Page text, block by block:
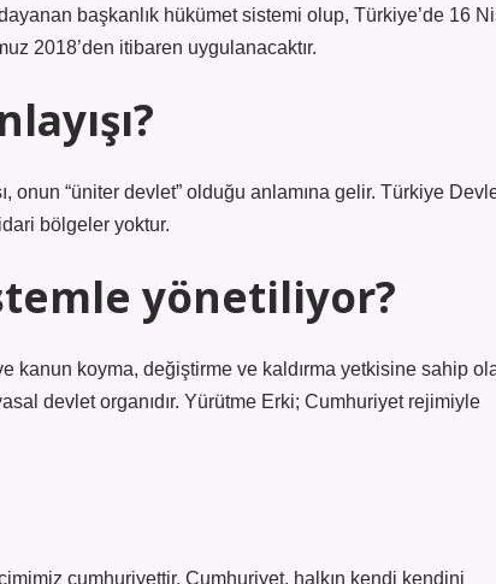
başkanlık hükümet sistemi olup, Türkiye’de 16
2018’den itibaren uygulanacaktır.
onun “üniter devlet” olduğu anlamına gelir. Türkiye
bölgeler yoktur.
yönetiliyor?
kanun koyma, değiştirme ve kaldırma yetkisine sahip
devlet organıdır. Yürütme Erki; Cumhuriyet rejimiyle
cumhuriyettir. Cumhuriyet, halkın kendi kendini